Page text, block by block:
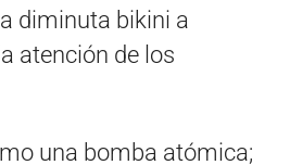
diminuta bikini a
atención de los
una bomba atómica;